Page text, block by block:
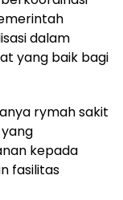
dalam
yang baik bagi
rymah sakit
kepada
fasilitas